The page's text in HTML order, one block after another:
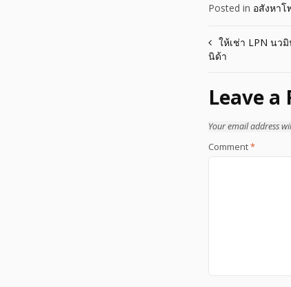
Posted in อสังหา
Post
ให้เช่า LPN นว
นิด้า
Leave a
Your email address
Comment*